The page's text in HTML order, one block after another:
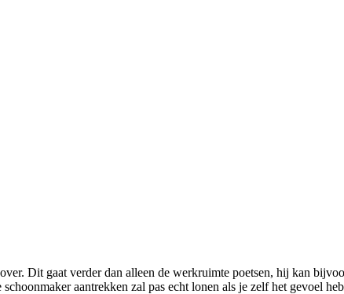
Dit gaat verder dan alleen de werkruimte poetsen, hij kan
aantrekken zal pas echt lonen als je zelf het gevoel